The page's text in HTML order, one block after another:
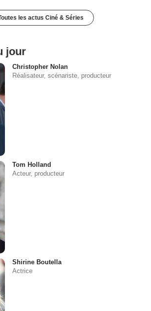
les actus Ciné & Séries
jour
Christopher Nolan
Réalisateur, scénariste, producteur
Tom Holland
Acteur, producteur
Shirine Boutella
Actrice